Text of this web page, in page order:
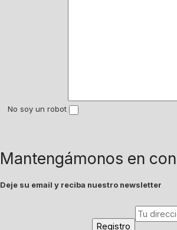
No soy un robot
Mantengámonos en
Deje su email y reciba nuestro newsletter